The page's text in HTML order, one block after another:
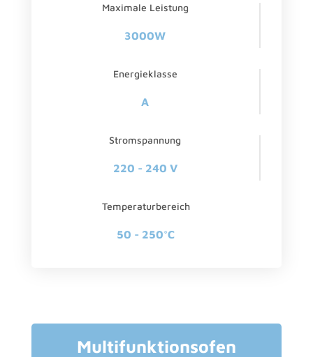
Maximale Leistung
3000W
Energieklasse
A
Stromspannung
220 - 240 V
Temperaturbereich
50 - 250°C
Multifunktionsofen